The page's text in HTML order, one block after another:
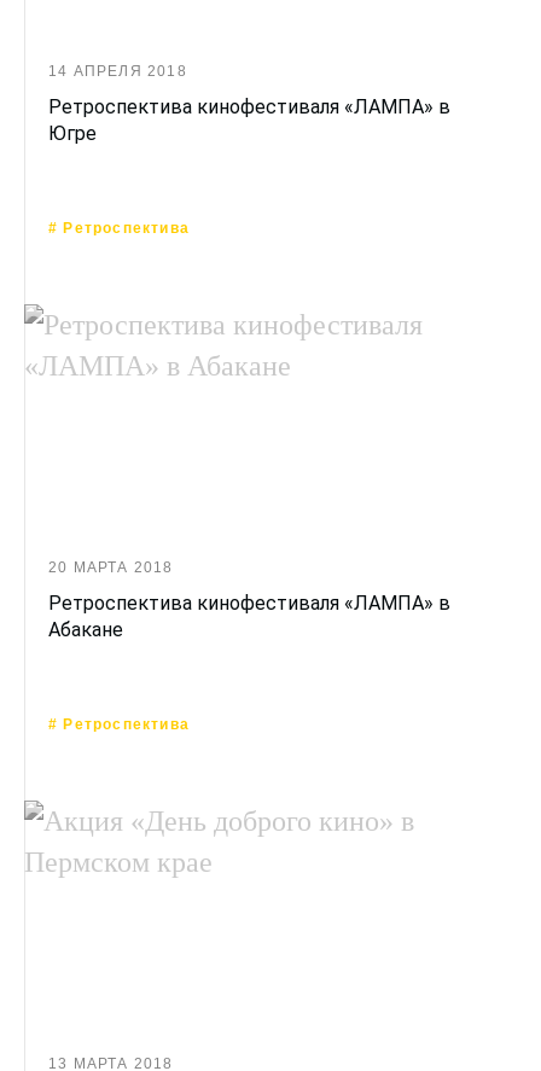
14 АПРЕЛЯ 2018
Ретроспектива кинофестиваля «ЛАМПА» в
Югре
# Ретроспектива
20 МАРТА 2018
Ретроспектива кинофестиваля «ЛАМПА» в
Абакане
# Ретроспектива
13 МАРТА 2018